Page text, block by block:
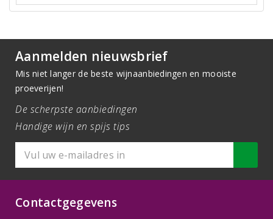
Aanmelden nieuwsbrief
Mis niet langer de beste wijnaanbiedingen en mooiste
proeverijen!
De scherpste aanbiedingen
Handige wijn en spijs tips
Contactgegevens